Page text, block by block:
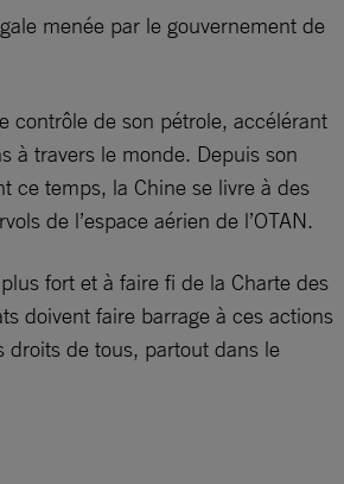
menée par le gouvernement de
contrôle de son pétrole, accélérant
à travers le monde. Depuis son
ce temps, la Chine se livre à des
de l’espace aérien de l’OTAN.
fort et à faire fi de la Charte des
doivent faire barrage à ces actions
droits de tous, partout dans le